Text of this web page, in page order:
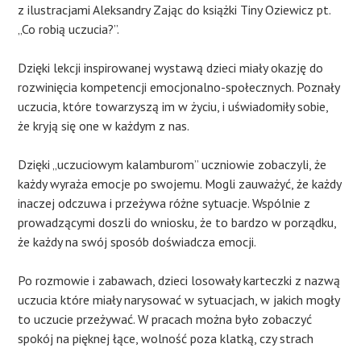
z ilustracjami Aleksandry Zając do książki Tiny Oziewicz pt.
„Co robią uczucia?”.
Dzięki lekcji inspirowanej wystawą dzieci miały okazję do
rozwinięcia kompetencji emocjonalno-społecznych. Poznały
uczucia, które towarzyszą im w życiu, i uświadomiły sobie,
że kryją się one w każdym z nas.
Dzięki „uczuciowym kalamburom” uczniowie zobaczyli, że
każdy wyraża emocje po swojemu. Mogli zauważyć, że każdy
inaczej odczuwa i przeżywa różne sytuacje. Wspólnie z
prowadzącymi doszli do wniosku, że to bardzo w porządku,
że każdy na swój sposób doświadcza emocji.
Po rozmowie i zabawach, dzieci losowały karteczki z nazwą
uczucia które miały narysować w sytuacjach, w jakich mogły
to uczucie przeżywać. W pracach można było zobaczyć
spokój na pięknej łące, wolność poza klatką, czy strach